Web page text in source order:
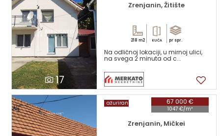
17
Zrenjanin, Žitište
218 m2 KUĆA pr spr.
Na odličnoj lokaciji, u mirnoj ulici,
na svega 2 minuta od c...
67 000 €
1047 €/m²
ažuriran
Zrenjanin, Mičkei